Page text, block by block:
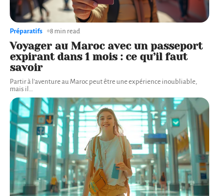
Voyager au Maroc avec un passeport
expirant dans 1 mois : ce qu’il faut
savoir
Partir à l'aventure au Maroc peut être une expérience inoubliable,
mais il
Préparatifs 8 min read